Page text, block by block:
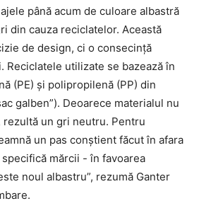
până acum de culoare albastră
din cauza reciclatelor. Această
de design, ci o consecință
Reciclatele utilizate se bazează în
(PE) și polipropilenă (PP) din
galben”). Deoarece materialul nu
un gri neutru. Pentru
un pas conștient făcut în afara
mărcii - în favoarea
noul albastru”, rezumă Ganter